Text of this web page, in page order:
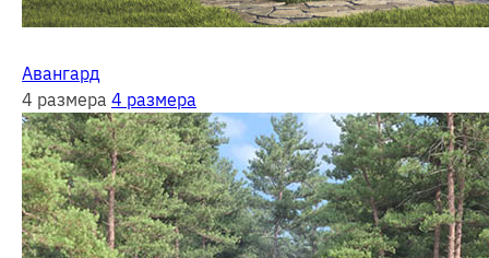
Авангард
4 размера 4 размера